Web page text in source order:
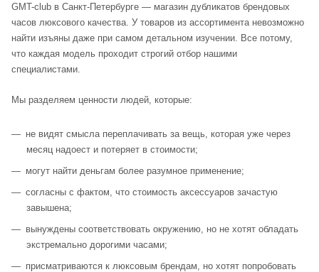
GMT-club в Санкт-Петербурге — магазин дубликатов брендовых
часов люксового качества. У товаров из ассортимента невозможно
найти изъяны даже при самом детальном изучении. Все потому,
что каждая модель проходит строгий отбор нашими
специалистами.
Мы разделяем ценности людей, которые:
не видят смысла переплачивать за вещь, которая уже через
месяц надоест и потеряет в стоимости;
могут найти деньгам более разумное применение;
согласны с фактом, что стоимость аксессуаров зачастую
завышена;
вынуждены соответствовать окружению, но не хотят обладать
экстремально дорогими часами;
присматриваются к люксовым брендам, но хотят попробовать